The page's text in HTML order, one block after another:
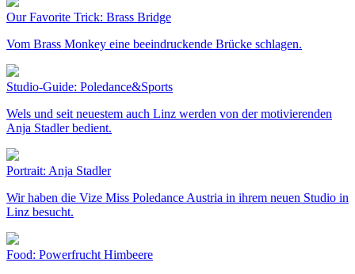
Our Favorite Trick: Brass Bridge
Vom Brass Monkey eine beeindruckende Brücke schlagen.
Studio-Guide: Poledance&Sports
Wels und seit neuestem auch Linz werden von der motivierenden
Anja Stadler bedient.
Portrait: Anja Stadler
Wir haben die Vize Miss Poledance Austria in ihrem neuen Studio in
Linz besucht.
Food: Powerfrucht Himbeere